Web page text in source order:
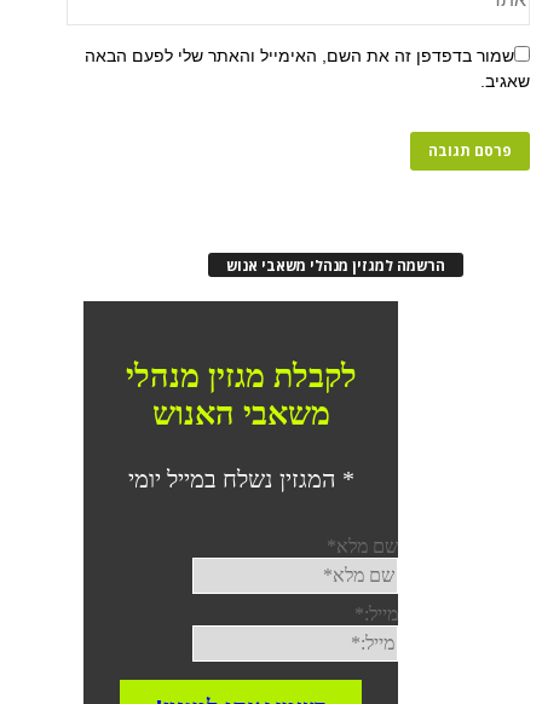
שמור בדפדפן זה את השם, האימייל והאתר שלי לפעם הבאה
שאגיב.
הרשמה למגזין מנהלי משאבי אנוש